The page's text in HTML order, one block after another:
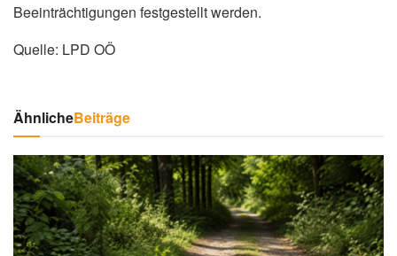
Beeinträchtigungen festgestellt werden.
Quelle: LPD OÖ
ÄhnlicheBeiträge